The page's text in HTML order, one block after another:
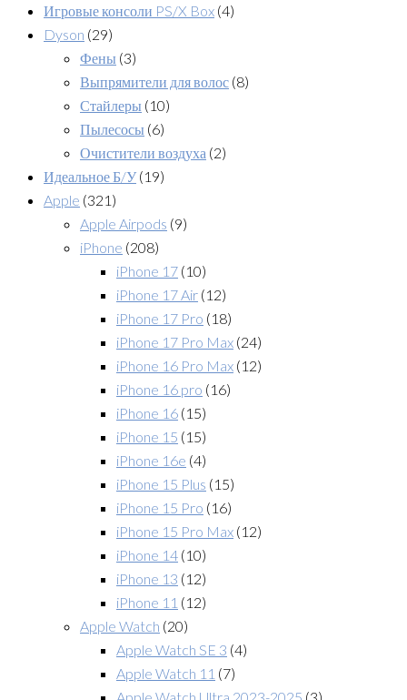
Игровые консоли PS/X Box (4)
Dyson (29)
Фены (3)
Выпрямители для волос (8)
Стайлеры (10)
Пылесосы (6)
Очистители воздуха (2)
Идеальное Б/У (19)
Apple (321)
Apple Airpods (9)
iPhone (208)
iPhone 17 (10)
iPhone 17 Air (12)
iPhone 17 Pro (18)
iPhone 17 Pro Max (24)
iPhone 16 Pro Max (12)
iPhone 16 pro (16)
iPhone 16 (15)
iPhone 15 (15)
iPhone 16e (4)
iPhone 15 Plus (15)
iPhone 15 Pro (16)
iPhone 15 Pro Max (12)
iPhone 14 (10)
iPhone 13 (12)
iPhone 11 (12)
Apple Watch (20)
Apple Watch SE 3 (4)
Apple Watch 11 (7)